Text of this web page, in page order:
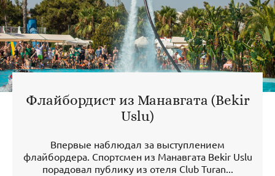
Флайбордист из Манавгата (Bekir
Uslu)
Впервые наблюдал за выступлением
флайбордера. Спортсмен из Манавгата Bekir Uslu
порадовал публику из отеля Club Turan...